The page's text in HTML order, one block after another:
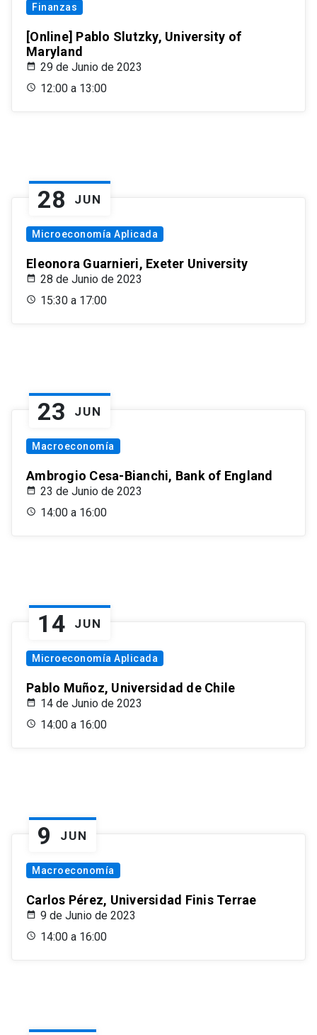
Finanzas
[Online] Pablo Slutzky, University of
Maryland
29 de Junio de 2023
12:00 a 13:00
28 JUN
Microeconomía Aplicada
Eleonora Guarnieri, Exeter University
28 de Junio de 2023
15:30 a 17:00
23 JUN
Macroeconomía
Ambrogio Cesa-Bianchi, Bank of England
23 de Junio de 2023
14:00 a 16:00
14 JUN
Microeconomía Aplicada
Pablo Muñoz, Universidad de Chile
14 de Junio de 2023
14:00 a 16:00
9 JUN
Macroeconomía
Carlos Pérez, Universidad Finis Terrae
9 de Junio de 2023
14:00 a 16:00